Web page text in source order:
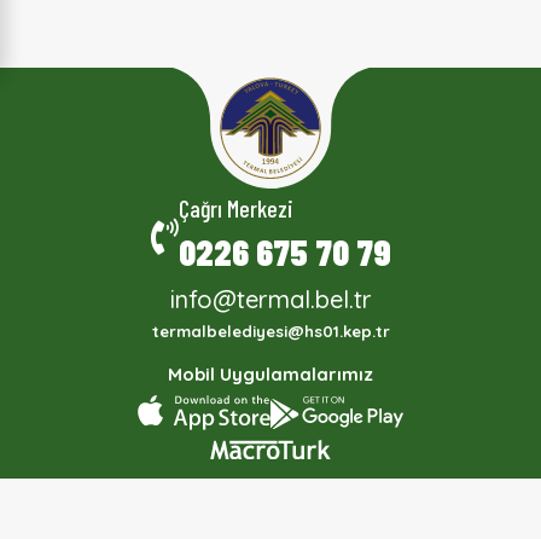
Çağrı Merkezi
0226 675 70 79
info@termal.bel.tr
termalbelediyesi@hs01.kep.tr
Mobil Uygulamalarımız